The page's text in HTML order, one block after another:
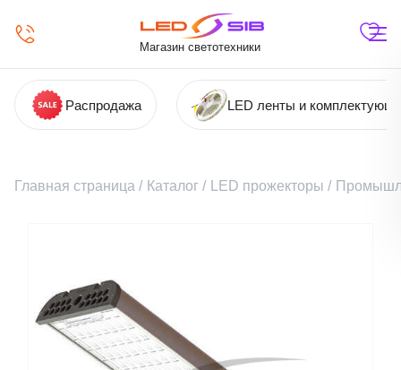
Магазин светотехники
Распродажа LED ленты и
Главная страница / Каталог / LED прожекторы /